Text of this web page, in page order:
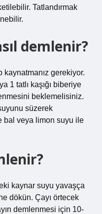
Tatlandırmak
demlenir?
gerekiyor.
1 tatlı kaşığı biberiye
beklemelisiniz.
süzerek
bal veya limon suyu ile
kaynar suyu yavaşça
dökün. Çayı örtecek
demlenmesi için 10-